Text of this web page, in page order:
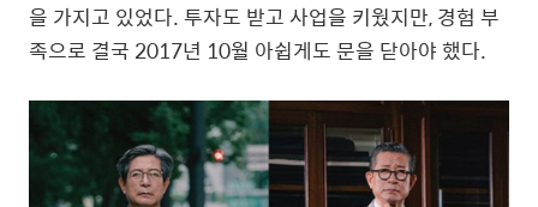
을 가지고 있었다. 투자도 받고 사업을 키웠지만,경험 부
족으로 결국 2017년 10월 아쉽게도 문을 닫아야 했다.